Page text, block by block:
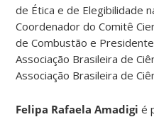
de Ética e de Elegibilidade
Coordenador do Comitê
de Combustão e
Associação Brasileira de
Associação Brasileira de
Felipa Rafaela Amadigi é